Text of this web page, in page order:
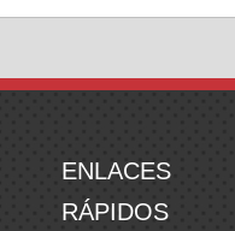
ENLACES
RÁPIDOS